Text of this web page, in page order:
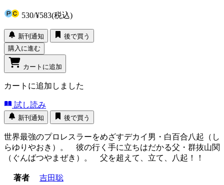
530/¥583(税込)
新刊通知
後で買う
購入に進む
カートに追加
カートに追加しました
試し読み
新刊通知 後で買う
世界最強のプロレスラーをめざすデカイ男・白百合八起（し
らゆりやおき）。 彼の行く手に立ちはだかる父・群抜山関
（ぐんばつやまぜき）。 父を超えて、立て、八起！！
著者
吉田聡